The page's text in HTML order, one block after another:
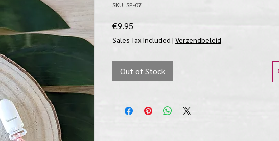
SKU: SP-07
€9.95
Sales Tax Included | Verzendbeleid
Out of Stock